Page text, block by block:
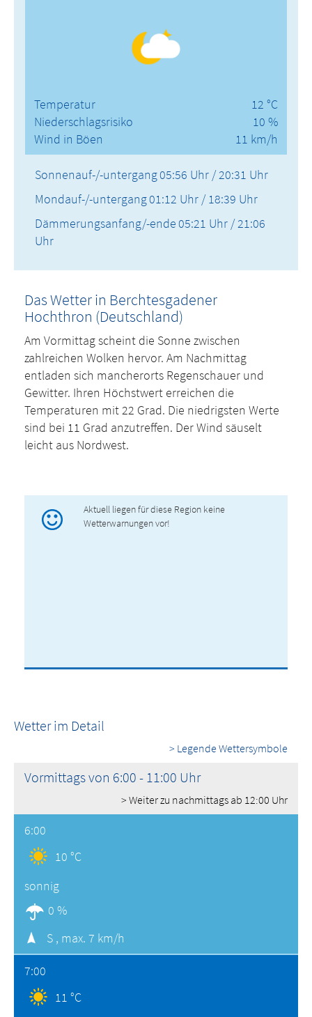
Temperatur
Niederschlagsrisiko
Wind in Böen
12 °C
10 %
11 km/h
Sonnenauf-/-untergang05:56 Uhr / 20:31 Uhr
Mondauf-/-untergang01:12 Uhr / 18:39 Uhr
Dämmerungsanfang/-ende05:21 Uhr / 21:06
Uhr
Das Wetter in Berchtesgadener
Hochthron (Deutschland)
Am Vormittag scheint die Sonne zwischen
zahlreichen Wolken hervor. Am Nachmittag
entladen sich mancherorts Regenschauer und
Gewitter. Ihren Höchstwert erreichen die
Temperaturen mit 22 Grad. Die niedrigsten Werte
sind bei 11 Grad anzutreffen. Der Wind säuselt
leicht aus Nordwest.
Aktuell liegen für diese Region keine
Wetterwarnungen vor!
Wetter im Detail
> Legende Wettersymbole
Vormittags von 6:00 - 11:00 Uhr
> Weiter zu nachmittags ab 12:00 Uhr
6:00
10 °C
sonnig
0 %
S , max. 7 km/h
7:00
11 °C